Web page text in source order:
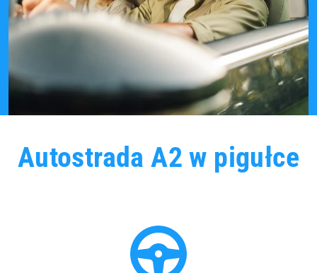
Autostrada A2 w pigułce